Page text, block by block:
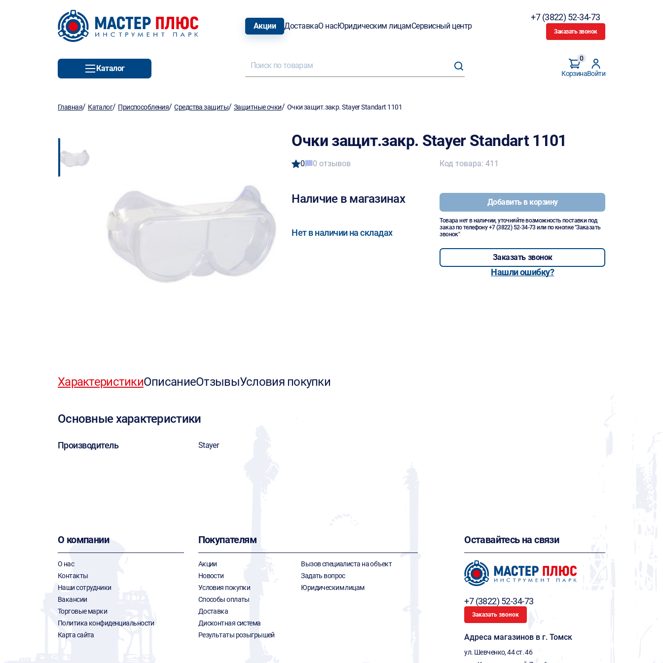
Акции ДоставкаО насЮридическим лицамСервисный центр
+7 (3822) 52-34-73
Заказать звонок
Каталог
Корзина
0
Войти
Главная/ Каталог/ Приспособления/Средства защиты/ Защитные очки/ Очки защит.закр. Stayer Standart 1101
Очки защит.закр. Stayer Standart 1101
0 0 отзывов
Наличие в магазинах
Нет в наличии на складах
Код товара: 411
Добавить в корзину
Товара нет в наличии, уточняйте возможность поставки под
заказ по телефону+7 (3822) 52-34-73 или по кнопке "Заказать
звонок"
Заказать звонок
Нашли ошибку?
ХарактеристикиОписаниеОтзывыУсловия покупки
Основные характеристики
Производитель Stayer
О компании
О нас
Контакты
Наши сотрудники
Вакансии
Торговые марки
Политика конфиденциальности
Карта сайта
Покупателям
Акции
Новости
Условия покупки
Способы оплаты
Доставка
Дисконтная система
Результаты розыгрышей
Вызов специалиста на объект
Задать вопрос
Юридическим лицам
Оставайтесь на связи
+7 (3822) 52-34-73
Заказать звонок
Адреса магазинов в г. Томск
ул. Шевченко, 44 ст. 46